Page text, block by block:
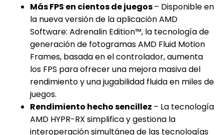
Más FPS en cientos de juegos– Disponible en
la nueva versión de la aplicación AMD
Software: Adrenalin Edition™, la tecnología de
generación de fotogramas AMD Fluid Motion
Frames, basada en el controlador, aumenta
los FPS para ofrecer una mejora masiva del
rendimiento y una jugabilidad fluida en miles de
juegos.
Rendimiento hecho sencillez – La tecnología
AMD HYPR-RX simplifica y gestiona la
interoperación simultánea de las tecnologías